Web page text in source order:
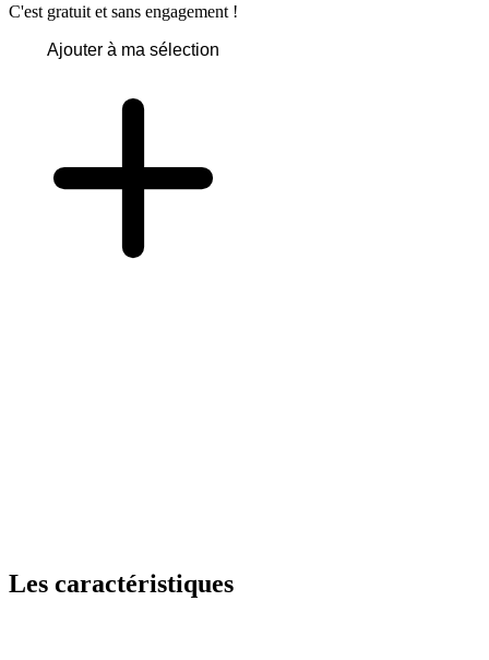
C'est gratuit et sans engagement !
Ajouter à ma sélection
Les caractéristiques